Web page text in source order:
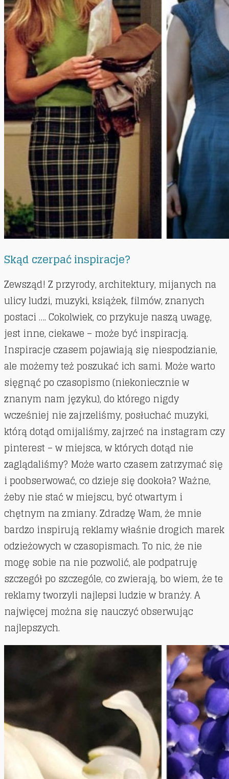
Skąd czerpać inspiracje?
Zewsząd! Z przyrody, architektury, mijanych na
ulicy ludzi, muzyki, książek, filmów, znanych
postaci …. Cokolwiek, co przykuje naszą uwagę,
jest inne, ciekawe – może być inspiracją.
Inspiracje czasem pojawiają się niespodzianie,
ale możemy też poszukać ich sami. Może warto
sięgnąć po czasopismo (niekoniecznie w
znanym nam języku), do którego nigdy
wcześniej nie zajrzeliśmy, posłuchać muzyki,
którą dotąd omijaliśmy, zajrzeć na instagram czy
pinterest – w miejsca, w których dotąd nie
zaglądaliśmy? Może warto czasem zatrzymać się
i poobserwować, co dzieje się dookoła? Ważne,
żeby nie stać w miejscu, być otwartym i
chętnym na zmiany. Zdradzę Wam, że mnie
bardzo inspirują reklamy właśnie drogich marek
odzieżowych w czasopismach. To nic, że nie
mogę sobie na nie pozwolić, ale podpatruję
szczegół po szczególe, co zwierają, bo wiem, że te
reklamy tworzyli najlepsi ludzie w branży. A
najwięcej można się nauczyć obserwując
najlepszych.